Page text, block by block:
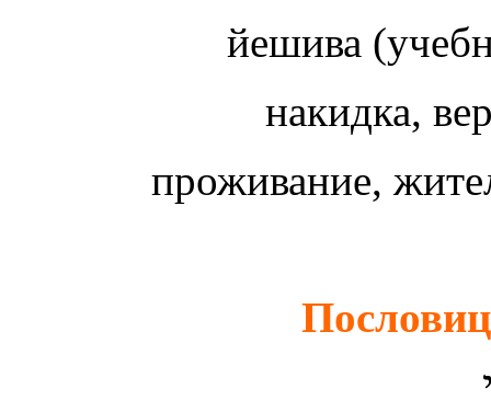
йешива
накидка,
проживание,